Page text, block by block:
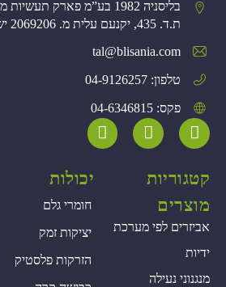
בליסניה 1982 בע”מ פארק תעשיות מבוא כרמל
ת.ד. 435, יקנעם עלית מ. 2069206 ישראל
tal@blisania.com‏
טלפון: 04-9126257
פקס: 04-6346815
קטגוריות
מוצרים
אביזרים לפי מערכת
ידיות
מנגנוני נעילה
יכולות
חומרי גלם
יציקות זמק
הזרקות פלסטיק